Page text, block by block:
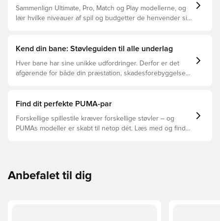
Sammenlign Ultimate, Pro, Match og Play modellerne, og
lær hvilke niveauer af spil og budgetter de henvender sig
Kend din bane: Støvleguiden til alle underlag
Hver bane har sine unikke udfordringer. Derfor er det
afgørende for både din præstation, skadesforebyggelse
støvler der er det bedste valg til de forskellige typer
Find dit perfekte PUMA-par
Forskellige spillestile kræver forskellige støvler – og
PUMAs modeller er skabt til netop dét. Læs med og find
Anbefalet til dig